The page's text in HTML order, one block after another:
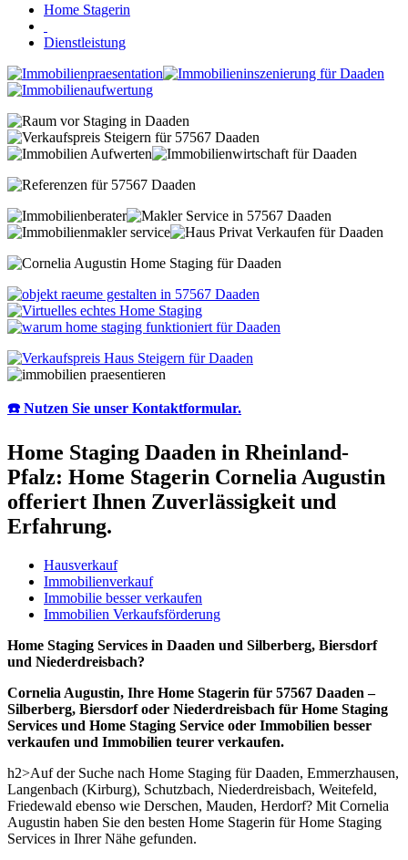
Home Stagerin
Dienstleistung
☎️ Nutzen Sie unser Kontaktformular.
Home Staging Daaden in Rheinland-
Pfalz: Home Stagerin Cornelia Augustin
offeriert Ihnen Zuverlässigkeit und
Erfahrung.
Hausverkauf
Immobilienverkauf
Immobilie besser verkaufen
Immobilien Verkaufsförderung
Home Staging Services in Daaden und Silberberg, Biersdorf
und Niederdreisbach?
Cornelia Augustin, Ihre Home Stagerin für 57567 Daaden –
Silberberg, Biersdorf oder Niederdreisbach für Home Staging
Services und Home Staging Service oder Immobilien besser
verkaufen und Immobilien teurer verkaufen.
h2>Auf der Suche nach Home Staging für Daaden, Emmerzhausen,
Langenbach (Kirburg), Schutzbach, Niederdreisbach, Weitefeld,
Friedewald ebenso wie Derschen, Mauden, Herdorf? Mit Cornelia
Augustin haben Sie den besten Home Stagerin für Home Staging
Services in Ihrer Nähe gefunden.